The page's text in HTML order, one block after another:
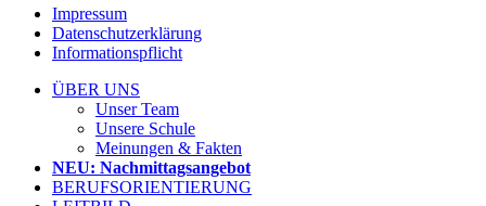
Impressum
Datenschutzerklärung
Informationspflicht
ÜBER UNS
Unser Team
Unsere Schule
Meinungen & Fakten
NEU: Nachmittagsangebot
BERUFSORIENTIERUNG